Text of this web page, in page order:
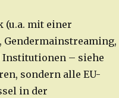
mit einer
Gendermainstreaming,
Institutionen – siehe
sondern alle EU-
in der